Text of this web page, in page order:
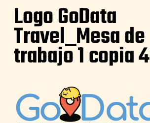
Logo GoData
Travel_Mesa de
trabajo 1 copia 4